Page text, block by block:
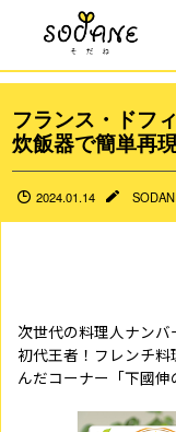
フランス・ドフ
炊飯器で簡単再
2024.01.14
次世代の料理人ナンバ
初代王者！フレンチ
んだコーナー「下國伸